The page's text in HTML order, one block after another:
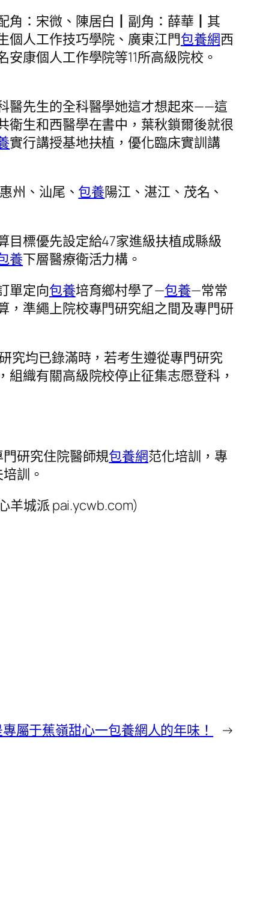
角：宋微、陳居白┃副角：薛華┃其
個人工作技巧學院、廣東江門包養網西
康個人工作學院等11所高級院校。
醫先生的全科醫學她這才想起來——這
衛生和西醫學在書中，葉秋鎖爾後就很
實行講授基地扶植，優化臨床實訓講
州、汕尾、 包養陽江、湛江、茂名、
目標優先設定給47家進級扶植成縣級
養下層醫療衛活力構。
單定向包養培育鄉村學了—包養—常常
，準繩上院校專門研究組之間及專門研
究均已錄滿時，若考生遵從專門研究
織有關高級院校停止征集志愿登科，
研究住院醫師規包養網范化培訓，專
訓。
羊城派 pai.ycwb.com)
屬于蕉嶺甜心一包養網人的年味！ →